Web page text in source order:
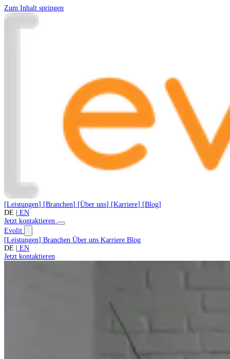
Zum Inhalt springen
[Leistungen] [Branchen] [Über uns] [Karriere] [Blog]
DE
EN
Jetzt kontaktieren
Evolit
[Leistungen] Branchen Über uns Karriere Blog
DE
EN
Jetzt kontaktieren